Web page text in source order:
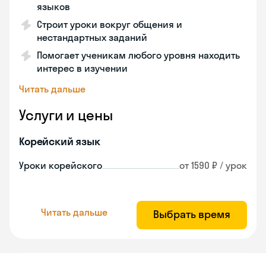
языков
Строит уроки вокруг общения и
нестандартных заданий
Помогает ученикам любого уровня находить
интерес в изучении
Читать дальше
Услуги и цены
Корейский язык
Уроки корейского от 1590 ₽ / урок
Читать дальше Выбрать время